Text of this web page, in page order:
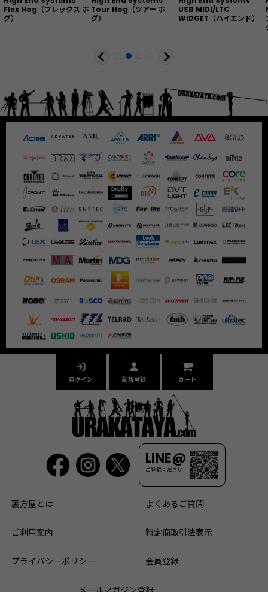
Flex Hog（フレックス ホ
グ）
Tour Hog（ツアー ホ
グ）
USB MIDI/LTC
WIDGET（ハイエンド）
LINE@
ご登録ください
ログイン 新規登録 カート
裏方屋とは よくあるご質問
ご利用案内 特定商取引法表示
プライバシーポリシー 会員登録